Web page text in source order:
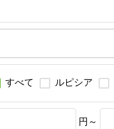
すべて ルピシア
円～